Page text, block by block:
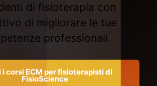
di fisioterapia con
di migliorare le tue
professionali.
i corsi ECM per fisioterapisti di
FisioScience